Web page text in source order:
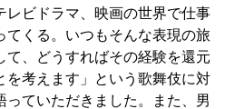
レビドラマ、映画の世界で仕事
てくる。いつもそんな表現の旅
て、どうすればその経験を還元
を考えます」という歌舞伎に対
ていただきました。また、男